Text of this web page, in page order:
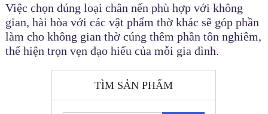
Việc chọn đúng loại chân nến phù hợp với không
gian, hài hòa với các vật phẩm thờ khác sẽ góp phần
làm cho không gian thờ cúng thêm phần tôn nghiêm,
thể hiện trọn vẹn đạo hiếu của mỗi gia đình.
TÌM SẢN PHẨM